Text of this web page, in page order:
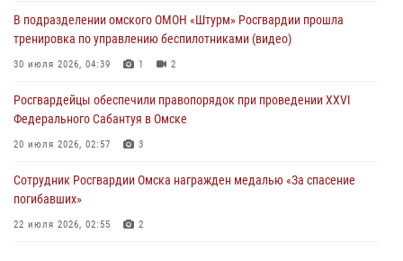
Росгвардия обеспечила правопорядок на концерте группы IOWA в
Омске
27 июля 2026, 01:42
В подразделении омского ОМОН «Штурм» Росгвардии прошла
тренировка по управлению беспилотниками (видео)
30 июля 2026, 04:39 1 2
Росгвардейцы обеcпечили правопорядок при проведении XXVI
Федерального Сабантуя в Омске
20 июля 2026, 02:57 3
Сотрудник Росгвардии Омска награжден медалью «За спасение
погибавших»
22 июля 2026, 02:55 2